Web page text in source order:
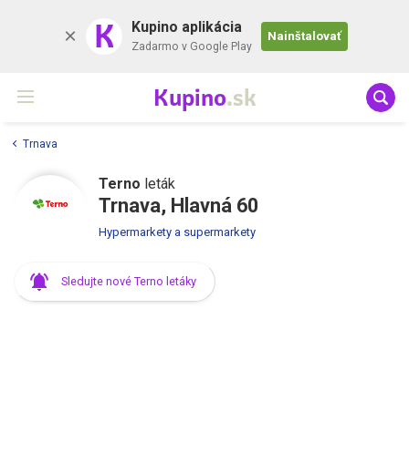
K Kupino aplikácia
Zadarmo v Google Play
Nainštalovať
Kupino.sk
Trnava
Terno leták
Trnava, Hlavná 60
Hypermarkety a supermarkety
Sledujte nové Terno letáky